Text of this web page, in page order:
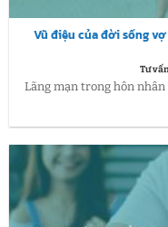
Vũ điệu của đời sống
Tư
Lãng mạn trong hôn